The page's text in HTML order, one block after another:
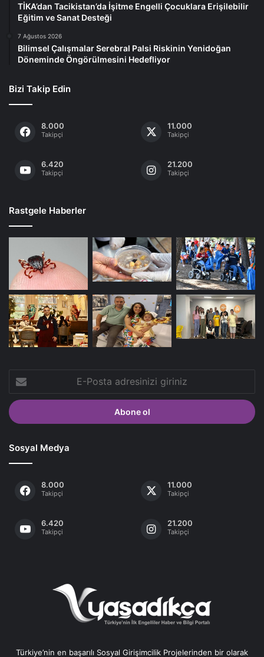
TİKA’dan Tacikistan’da İşitme Engelli Çocuklara Erişilebilir
Eğitim ve Sanat Desteği
7 Ağustos 2026
Bilimsel Çalışmalar Serebral Palsi Riskinin Yenidoğan
Döneminde Öngörülmesini Hedefliyor
Bizi Takip Edin
8.000
Takipçi
11.000
Takipçi
6.420
Takipçi
21.200
Takipçi
Rastgele Haberler
Posta
adresinizi
giriniz
Sosyal Medya
8.000
Takipçi
11.000
Takipçi
6.420
Takipçi
21.200
Takipçi
Türkiye’nin en başarılı Sosyal Girişimcilik Projelerinden bir olarak